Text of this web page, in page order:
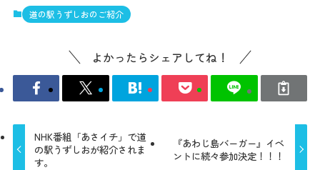
道の駅うずしおのご紹介
よかったらシェアしてね！
NHK番組「あさイチ」で道
の駅うずしおが紹介されま
す。
『あわじ島バーガー』イベ
ントに続々参加決定！！！